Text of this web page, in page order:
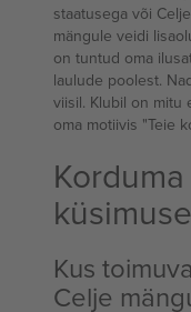
staatusega või
mängule veidi
on tuntud oma
laulude poolest.
viisil. Klubil on mitu
oma motiivis "Teie
Kus
Celje